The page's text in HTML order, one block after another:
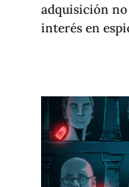
adquisición
interés en